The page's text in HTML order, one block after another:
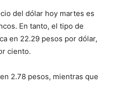
del dólar hoy martes es
En tanto, el tipo de
en 22.29 pesos por dólar,
ciento.
2.78 pesos, mientras que